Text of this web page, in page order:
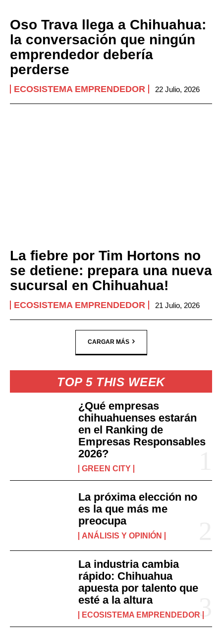
Oso Trava llega a Chihuahua:
la conversación que ningún
emprendedor debería
perderse
ECOSISTEMA EMPRENDEDOR 22 Julio, 2026
La fiebre por Tim Hortons no
se detiene: prepara una nueva
sucursal en Chihuahua!
ECOSISTEMA EMPRENDEDOR 21 Julio, 2026
CARGAR MÁS
TOP 5 THIS WEEK
¿Qué empresas
chihuahuenses estarán
en el Ranking de
Empresas Responsables
2026?
GREEN CITY
La próxima elección no
es la que más me
preocupa
ANÁLISIS Y OPINIÓN
La industria cambia
rápido: Chihuahua
apuesta por talento que
esté a la altura
ECOSISTEMA EMPRENDEDOR